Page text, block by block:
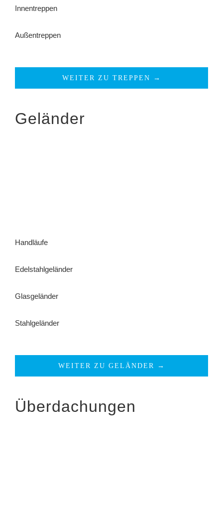
Innentreppen
Außentreppen
WEITER ZU TREPPEN →
Geländer
Handläufe
Edelstahlgeländer
Glasgeländer
Stahlgeländer
WEITER ZU GELÄNDER →
Überdachungen